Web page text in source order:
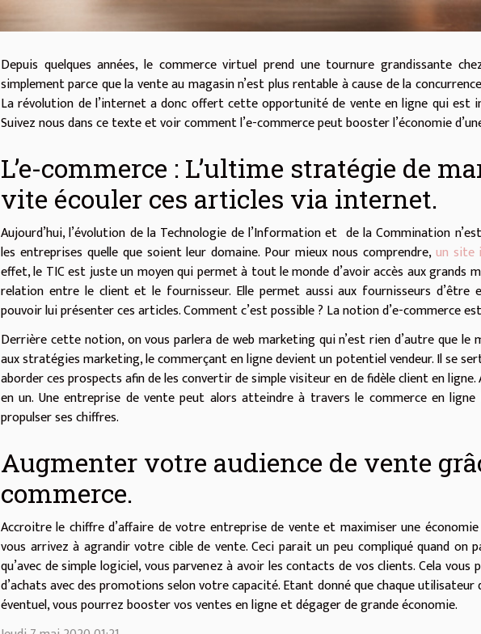
Depuis quelques années, le commerce virtuel prend une tournure grandissante
simplement parce que la vente au magasin n’est plus rentable à cause de la
La révolution de l’internet a donc offert cette opportunité de vente en ligne qui est
Suivez nous dans ce texte et voir comment l’e-commerce peut booster l’économie
L’e-commerce : L’ultime stratégie de
vite écouler ces articles via internet.
Aujourd’hui, l’évolution de la Technologie de l’Information et de la Commination
les entreprises quelle que soient leur domaine. Pour mieux nous comprendre,un site
effet, le TIC est juste un moyen qui permet à tout le monde d’avoir accès aux grands
relation entre le client et le fournisseur. Elle permet aussi aux fournisseurs
pouvoir lui présenter ces articles. Comment c’est possible ? La notion d’e-commerce
Derrière cette notion, on vous parlera de web marketing qui n’est rien d’autre que le
aux stratégies marketing, le commerçant en ligne devient un potentiel vendeur. Il se
aborder ces prospects afin de les convertir de simple visiteur en de fidèle client en
en un. Une entreprise de vente peut alors atteindre à travers le commerce en
propulser ses chiffres.
Augmenter votre audience de vente
commerce.
Accroitre le chiffre d’affaire de votre entreprise de vente et maximiser une
vous arrivez à agrandir votre cible de vente. Ceci parait un peu compliqué quand on
qu’avec de simple logiciel, vous parvenez à avoir les contacts de vos clients. Cela
d’achats avec des promotions selon votre capacité. Etant donné que chaque
éventuel, vous pourrez booster vos ventes en ligne et dégager de grande économie.